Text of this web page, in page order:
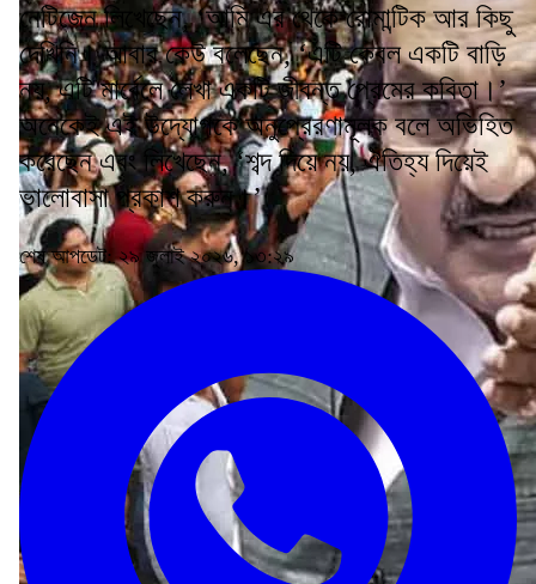
নেটিজেন লিখেছেন, ‘আমি এর থেকে রোমান্টিক আর কিছু
দেখিনি। আবার কেউ বলেছেন, ‘এটি কেবল একটি বাড়ি
নয়, এটি মার্বেলে লেখা একটি জীবন্ত প্রেমের কবিতা।’
অনেকেই এই উদ্যোগকে অনুপ্রেরণামূলক বলে অভিহিত
করেছেন এবং লিখেছেন, ‘শব্দ দিয়ে নয়, ঐতিহ্য দিয়েই
ভালোবাসা প্রকাশ করুন।’
শেষ আপডেট: ২৯ জুলাই ২০২৬, ১৩:২৯